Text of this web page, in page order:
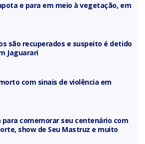
e para em meio à vegetação, em
são recuperados e suspeito é detido
Jaguarari
com sinais de violência em
para comemorar seu centenário com
show de Seu Mastruz e muito